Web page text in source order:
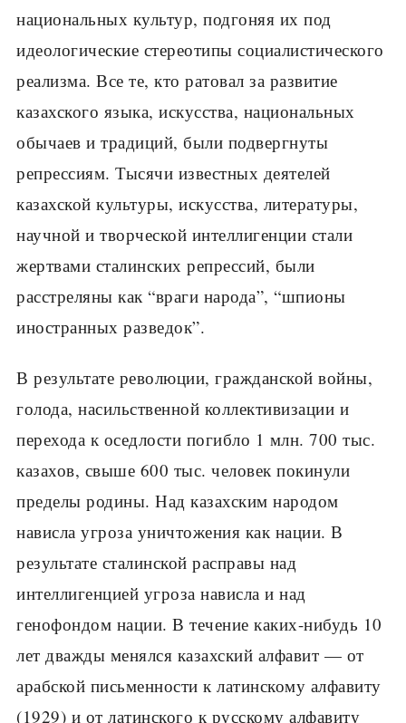
национальных культур, подгоняя их под
идеологические стереотипы социалистического
реализма. Все те, кто ратовал за развитие
казахского языка, искусства, национальных
обычаев и традиций, были подвергнуты
репрессиям. Тысячи известных деятелей
казахской культуры, искусства, литературы,
научной и творческой интеллигенции стали
жертвами сталинских репрессий, были
расстреляны как “враги народа”, “шпионы
иностранных разведок”.
В результате революции, гражданской войны,
голода, насильственной коллективизации и
перехода к оседлости погибло 1 млн. 700 тыс.
казахов, свыше 600 тыс. человек покинули
пределы родины. Над казахским народом
нависла угроза уничтожения как нации. В
результате сталинской расправы над
интеллигенцией угроза нависла и над
генофондом нации. В течение каких-нибудь 10
лет дважды менялся казахский алфавит — от
арабской письменности к латинскому алфавиту
(1929) и от латинского к русскому алфавиту